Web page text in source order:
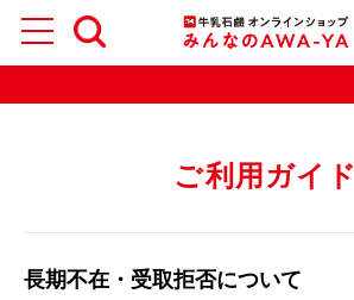
ご利用ガイド
長期不在・受取拒否について